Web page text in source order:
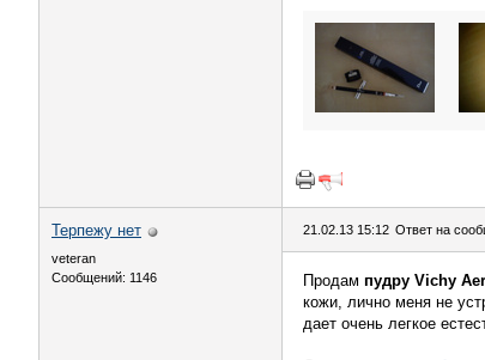
Терпежу нет
veteran
Сообщений: 1146
21.02.13 15:12 Ответ на
Продам пудру Vichy
кожи, лично меня не
дает очень легкое